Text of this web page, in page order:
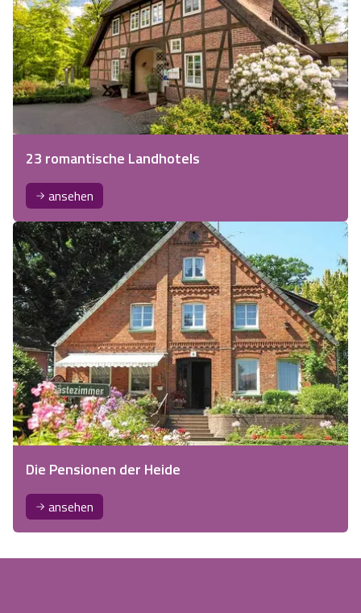
23 romantische Landhotels
ansehen
Die Pensionen der Heide
ansehen